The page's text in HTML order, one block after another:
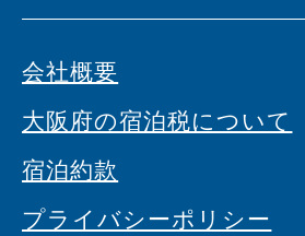
会社概要
大阪府の宿泊税について
宿泊約款
プライバシーポリシー